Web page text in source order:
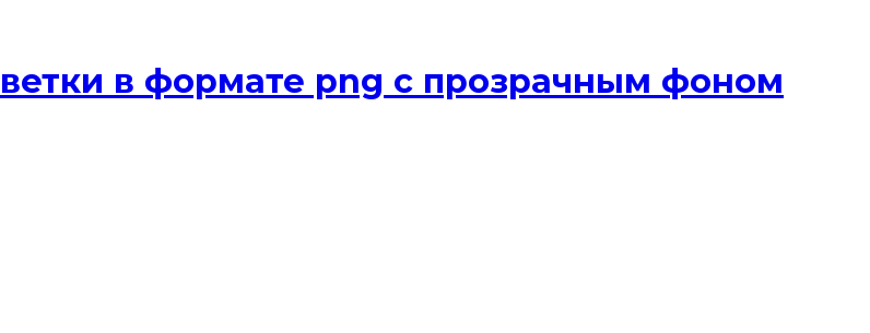
в формате png с прозрачным фоном